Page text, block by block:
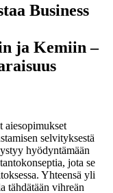
Business
ja Kemiin –
aiesopimukset
selvityksestä
hyödyntämään
jota se
Yhteensä yli
tähdätään vihreän